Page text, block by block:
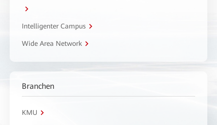
Intelligenter Campus
Wide Area Network
Branchen
KMU